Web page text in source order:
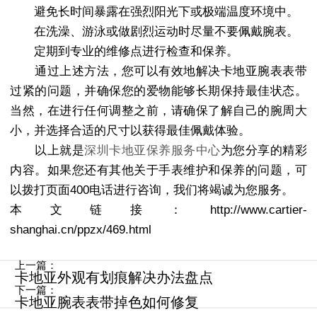
避免长时间暴露在强烈阳光下或极端温度环境中。
在洗澡、游泳或做剧烈运动时尽量不要佩戴腕表。
定期到专业的维修点进行检查和保养。
通过上述方法，您可以有效地解决卡地亚腕表表带
过紧的问题，并确保您的爱物能够长期保持最佳状态。
当然，在进行任何调整之前，请确保了解自己的腕周大
小，并选择合适的尺寸以获得最佳佩戴体验。
以上就是深圳卡地亚保养服务中心为您分享的精彩
内容。如果您还有其他关于手表维护和保养的问题，可
以拨打页面400电话进行咨询，我们将竭诚为您服务。
本文链接：http://www.cartier-
shanghai.cn/ppzx/469.html
上一篇：
卡地亚外观有划痕解决办法盘点
下一篇：
卡地亚腕表表带掉色如何修复